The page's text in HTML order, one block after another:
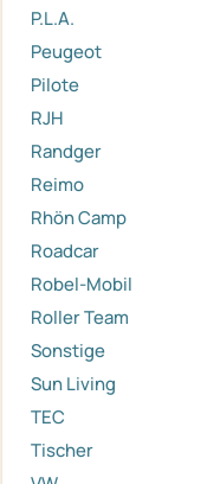
P.L.A.
Peugeot
Pilote
RJH
Randger
Reimo
Rhön Camp
Roadcar
Robel-Mobil
Roller Team
Sonstige
Sun Living
TEC
Tischer